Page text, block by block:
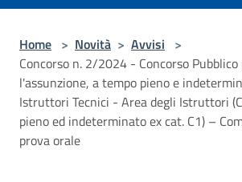
Home > Novità > Avvisi >
Concorso n. 2/2024 - Concorso
l'assunzione, a tempo pieno e
Istruttori Tecnici - Area degli Istruttori
pieno ed indeterminato ex cat. C1) –
prova orale